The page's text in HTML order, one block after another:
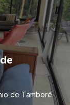
de Tamboré